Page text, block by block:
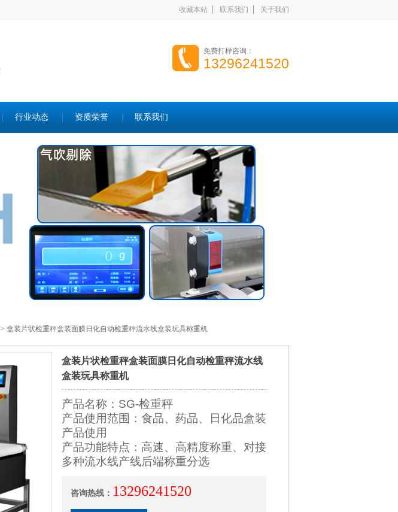
收藏本站 联系我们 关于我们
免费打样咨询：
13296241520
行业动态 资质荣誉 联系我们
> 盒装片状检重秤盒装面膜日化自动检重秤流水线盒装玩具称重机
盒装片状检重秤盒装面膜日化自动检重秤流水线
盒装玩具称重机
产品名称：SG-检重秤
产品使用范围：食品、药品、日化品盒装
产品使用
产品功能特点：高速、高精度称重、对接
多种流水线产线后端称重分选
咨询热线： 13296241520